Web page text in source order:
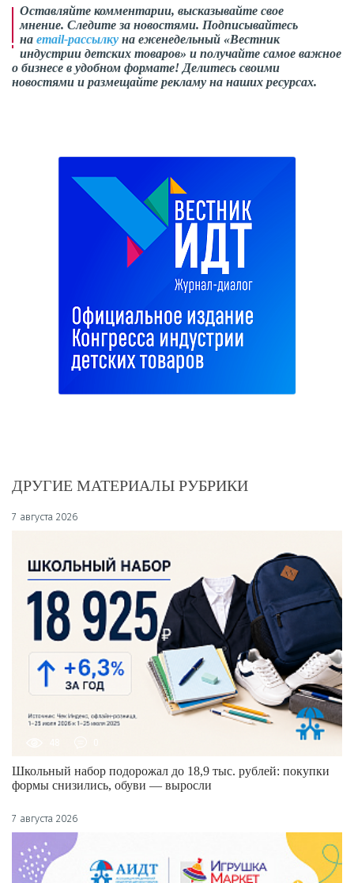
Оставляйте комментарии, высказывайте свое
мнение. Следите за новостями. Подписывайтесь
на email-рассылку на еженедельный «Вестник
индустрии детских товаров» и получайте самое важное
о бизнесе в удобном формате! Делитесь своими
новостями и размещайте рекламу на наших ресурсах.
ДРУГИЕ МАТЕРИАЛЫ РУБРИКИ
7 августа 2026
Школьный набор подорожал до 18,9 тыс. рублей: покупки
формы снизились, обуви — выросли
7 августа 2026